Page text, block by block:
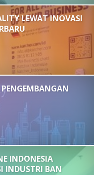
LEWAT INOVASI
INDONESIA
INDUSTRI BAN